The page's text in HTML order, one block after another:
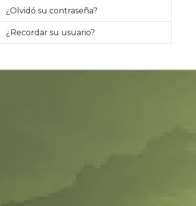
¿Olvidó su contraseña?
¿Recordar su usuario?